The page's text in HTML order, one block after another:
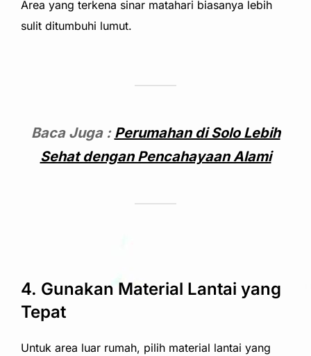
Area yang terkena sinar matahari biasanya lebih
sulit ditumbuhi lumut.
Baca Juga : Perumahan di Solo Lebih
Sehat dengan Pencahayaan Alami
4. Gunakan Material Lantai yang
Tepat
Untuk area luar rumah, pilih material lantai yang